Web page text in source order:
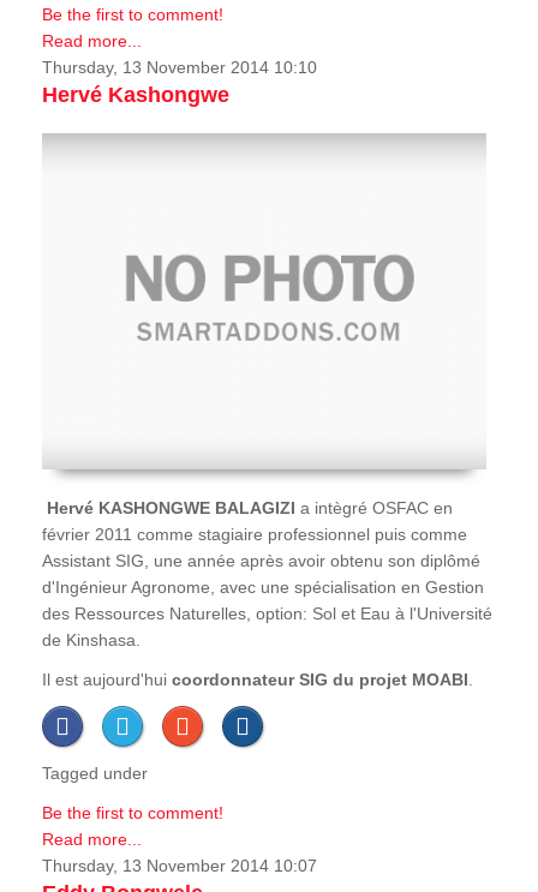
Be the first to comment!
Read more...
Thursday, 13 November 2014 10:10
Hervé Kashongwe
Hervé KASHONGWE BALAGIZI a intègré OSFAC en
février 2011 comme stagiaire professionnel puis comme
Assistant SIG, une année après avoir obtenu son diplômé
d'Ingénieur Agronome, avec une spécialisation en Gestion
des Ressources Naturelles, option: Sol et Eau à l'Université
de Kinshasa.
Il est aujourd'hui coordonnateur SIG du projet MOABI
Tagged under
Be the first to comment!
Read more...
Thursday, 13 November 2014 10:07